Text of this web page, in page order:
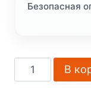
Безопасная
Количество
товара
В